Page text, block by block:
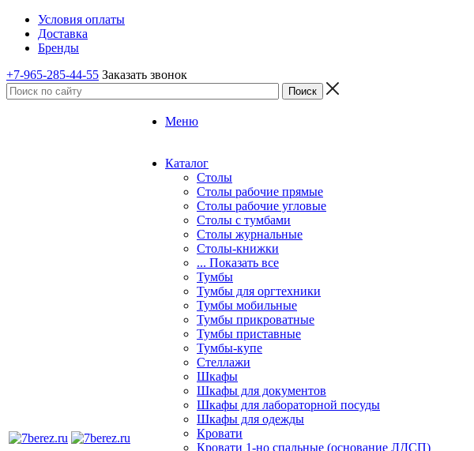
Условия оплаты
Доставка
Бренды
+7-965-285-44-55 Заказать звонок
Меню
Каталог
Столы
Столы рабочие прямые
Столы рабочие угловые
Столы с тумбами
Столы журнальные
Столы-книжки
... Показать все
Тумбы
Тумбы для оргтехники
Тумбы мобильные
Тумбы прикроватные
Тумбы приставные
Тумбы-купе
Стеллажи
Шкафы
Шкафы для документов
Шкафы для лабораторной посуды
Шкафы для одежды
Кровати
Кровати 1-но спальные (основание ЛДСП)